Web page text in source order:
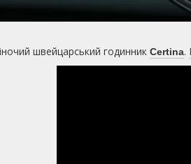
швейцарський годинник Certina.